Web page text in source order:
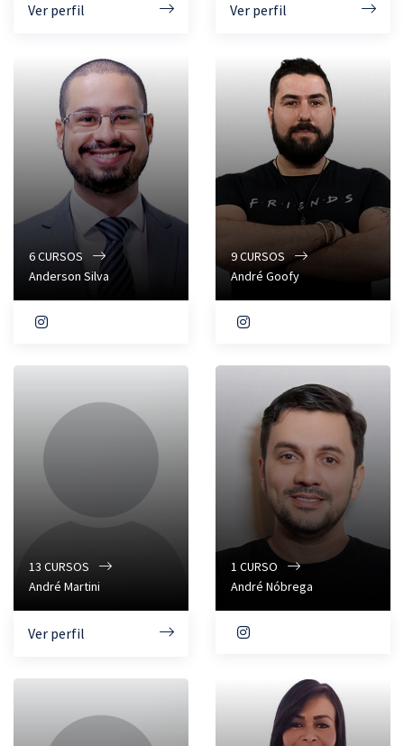
Ver perfil Ver perfil
6CURSOS
Anderson Silva
9CURSOS
André Goofy
13 CURSOS
André Martini
Ver perfil
1 CURSO
André Nóbrega